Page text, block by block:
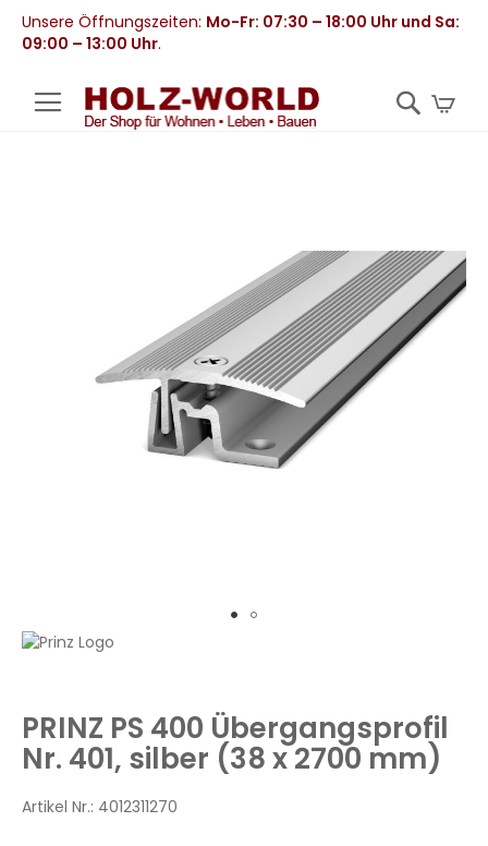
Unsere Öffnungszeiten: Mo-Fr: 07:30 – 18:00 Uhr und Sa:
09:00 – 13:00 Uhr.
Zum
springen
PRINZ PS 400 Übergangsprofil
Nr. 401, silber (38 x 2700 mm)
Artikel Nr.: 4012311270